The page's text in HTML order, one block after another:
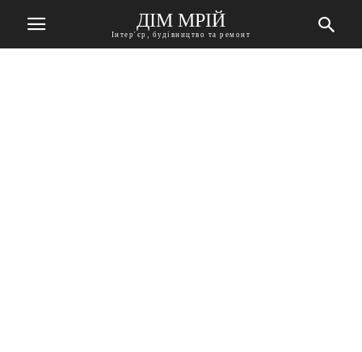
ДІМ МРІЙ
Інтер'єр, будівництво та ремонт